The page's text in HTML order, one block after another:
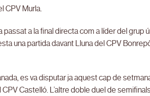
CPV Murla.
a la final directa com a líder del grup
una partida davant Lluna del CPV
es va disputar ja aquest cap de
Castelló. L’altre doble duel de